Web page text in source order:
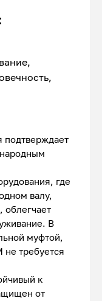
подтверждает
где
валу,
облегчает
В
муфтой,
не требуется
к
от